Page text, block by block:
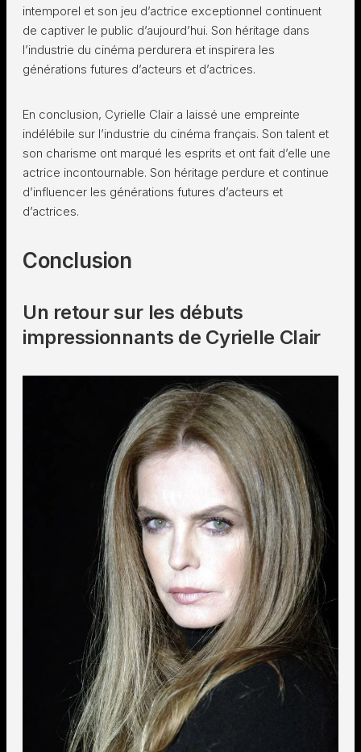
intemporel et son jeu d’actrice exceptionnel continuent
de captiver le public d’aujourd’hui. Son héritage dans
l’industrie du cinéma perdurera et inspirera les
générations futures d’acteurs et d’actrices.
En conclusion, Cyrielle Clair a laissé une empreinte
indélébile sur l’industrie du cinéma français. Son talent et
son charisme ont marqué les esprits et ont fait d’elle une
actrice incontournable. Son héritage perdure et continue
d’influencer les générations futures d’acteurs et
d’actrices.
Conclusion
Un retour sur les débuts
impressionnants de Cyrielle Clair